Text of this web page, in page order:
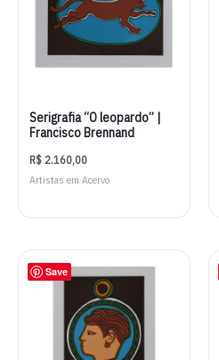
Serigrafia “O leopardo” |
Francisco Brennand
R$ 2.160,00
Artistas em Acervo
Save